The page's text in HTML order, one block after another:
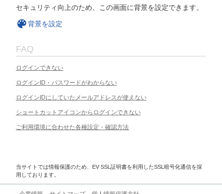
セキュリティ向上のため、この画面に背景を設定できます。
背景を設定
FAQ
ログインできない
ログインID・パスワードがわからない
ログインIDにしていたメールアドレスが使えない
ショートカットアイコンからログインできない
ご利用環境に合わせた各種設定・確認方法
当サイトでは情報保護のため、EV SSL証明書を利用したSSL暗号化通信を採
用しております。